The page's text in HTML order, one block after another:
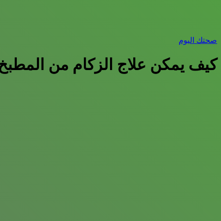
صحتك اليوم
كيف يمكن علاج الزكام من